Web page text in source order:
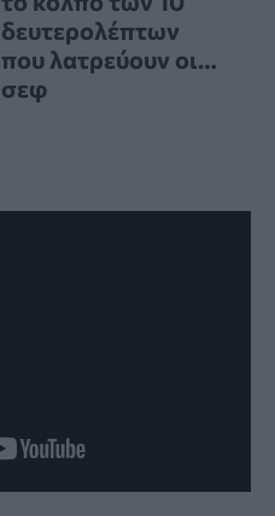
δευτερολέπτων
που λατρεύουν οι…
σεφ